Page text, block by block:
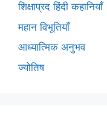
शिक्षाप्रद हिंदी कहानियाँ
महान विभूतियाँ
आध्यात्मिक अनुभव
ज्योतिष